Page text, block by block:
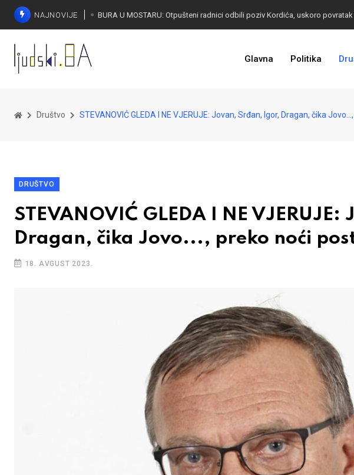
NAJNOVIJE
Glavna Politika
Društvo STEVANOVIĆ GLEDA I NE VJERUJE: Jovan, Srđan, Igor, Dragan, čika
DRUŠTVO
STEVANOVIĆ GLEDA I NE
Dragan, čika Jovo..., preko noći
18. AVGUST 2023.